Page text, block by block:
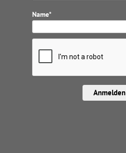
Name*
Anmelden